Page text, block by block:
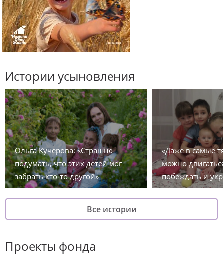
Истории усыновления
Ольга Кучерова: «Страшно
подумать, что этих детей мог
забрать кто-то другой»
«Даже в самые
можно
побеждать и
Все истории
Проекты фонда